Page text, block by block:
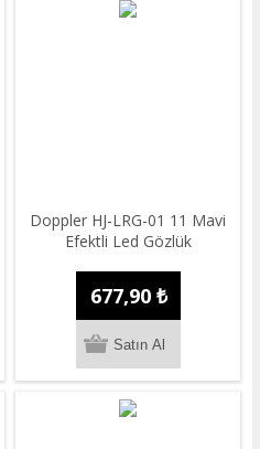
Doppler HJ-LRG-01 11 Mavi
Efektli Led Gözlük
677,90 ₺